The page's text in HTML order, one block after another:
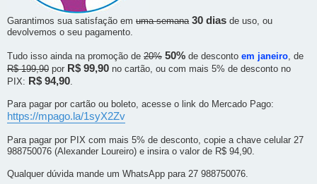
Garantimos sua satisfação em uma semana 30 dias de uso, ou
devolvemos o seu pagamento.
Tudo isso ainda na promoção de 20% 50% de desconto em janeiro, de
R$ 199,90 por R$ 99,90 no cartão, ou com mais 5% de desconto no
PIX: R$ 94,90.
Para pagar por cartão ou boleto, acesse o link do Mercado Pago:
https://mpago.la/1syX2Zv
Para pagar por PIX com mais 5% de desconto, copie a chave celular 27
988750076 (Alexander Loureiro) e insira o valor de R$ 94,90.
Qualquer dúvida mande um WhatsApp para 27 988750076.